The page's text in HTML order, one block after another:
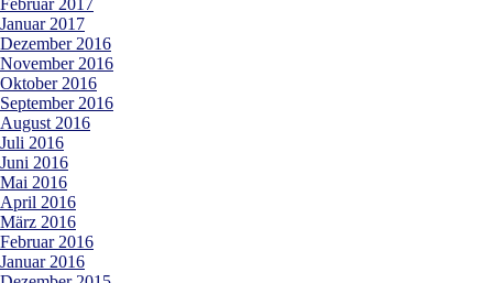
Februar 2017
Januar 2017
Dezember 2016
November 2016
Oktober 2016
September 2016
August 2016
Juli 2016
Juni 2016
Mai 2016
April 2016
März 2016
Februar 2016
Januar 2016